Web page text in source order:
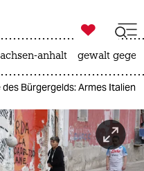

taz zahl ich
anhalt gewalt
des Bürgergelds: Armes Italien